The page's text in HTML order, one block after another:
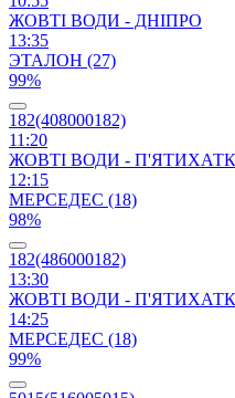
ЖОВТІ ВОДИ - ДНІПРО
13:35
ЭТАЛОН (27)
99%
182(408000182)
11:20
ЖОВТІ ВОДИ -
12:15
МЕРСЕДЕС (18)
98%
182(486000182)
13:30
ЖОВТІ ВОДИ -
14:25
МЕРСЕДЕС (18)
99%